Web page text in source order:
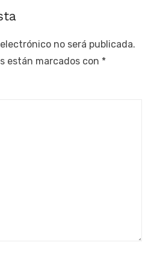
no será publicada.
están marcados con *